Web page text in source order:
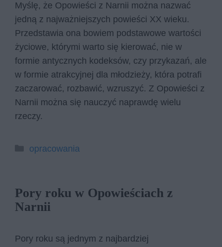
Myślę, że Opowieści z Narnii można nazwać
jedną z najważniejszych powieści XX wieku.
Przedstawia ona bowiem podstawowe wartości
życiowe, którymi warto się kierować, nie w
formie antycznych kodeksów, czy przykazań, ale
w formie atrakcyjnej dla młodzieży, która potrafi
zaczarować, rozbawić, wzruszyć. Z Opowieści z
Narnii można się nauczyć naprawdę wielu
rzeczy.
Kategorie
opracowania
Pory roku w Opowieściach z
Narnii
Pory roku są jednym z najbardziej